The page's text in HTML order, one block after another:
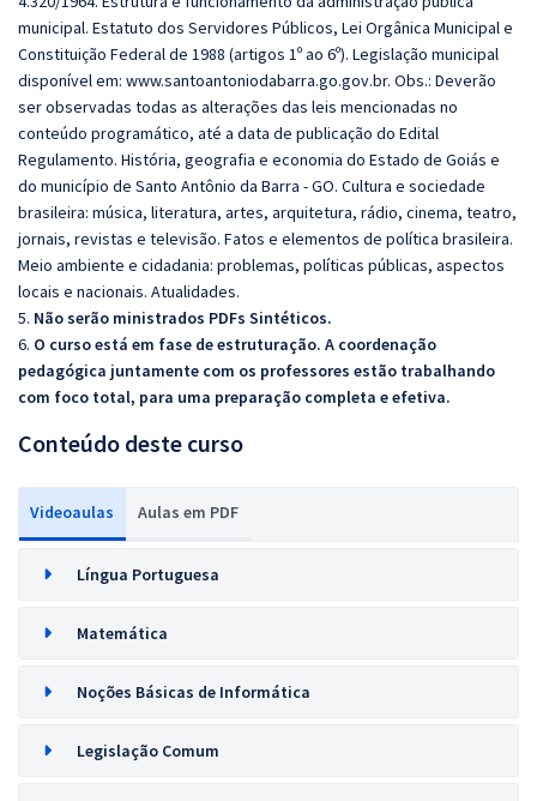
municipal. Estatuto dos Servidores Públicos, Lei Orgânica Municipal e
Constituição Federal de 1988 (artigos 1º ao 6º). Legislação municipal
disponível em: www.santoantoniodabarra.go.gov.br. Obs.: Deverão
ser observadas todas as alterações das leis mencionadas no
conteúdo programático, até a data de publicação do Edital
Regulamento. História, geografia e economia do Estado de Goiás e
do município de Santo Antônio da Barra - GO. Cultura e sociedade
brasileira: música, literatura, artes, arquitetura, rádio, cinema, teatro,
jornais, revistas e televisão. Fatos e elementos de política brasileira.
Meio ambiente e cidadania: problemas, políticas públicas, aspectos
locais e nacionais. Atualidades.
5. Não serão ministrados PDFs Sintéticos.
6. O curso está em fase de estruturação. A coordenação
pedagógica juntamente com os professores estão trabalhando
com foco total, para uma preparação completa e efetiva.
Conteúdo deste curso
Videoaulas Aulas em PDF
Língua Portuguesa
Matemática
Noções Básicas de Informática
Legislação Comum